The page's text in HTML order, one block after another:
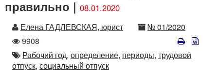
правильно | 08.01.2020
Автор
Елена ГАДЛЕВСКАЯ, юрист Номер
№ 01/2020
Количество
просмотров
9908
Автор
Рабочий год, определение, периоды, трудовой
отпуск, социальный отпуск